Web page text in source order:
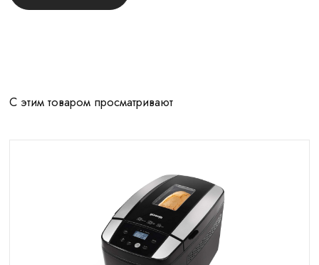
С этим товаром просматривают